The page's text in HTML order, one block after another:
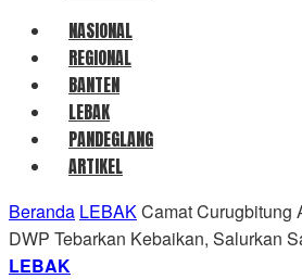
NASIONAL
REGIONAL
BANTEN
LEBAK
PANDEGLANG
ARTIKEL
Beranda LEBAKCamat Curugbitung
DWP Tebarkan Kebaikan, Salurkan
LEBAK